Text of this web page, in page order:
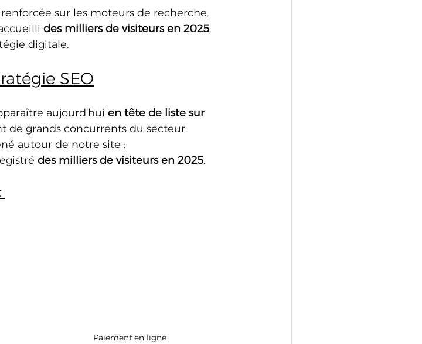
sur les moteurs de recherche.
des milliers de visiteurs en 2025,
digitale.
SEO
aujourd’hui en tête de liste sur
de grands concurrents du secteur.
autour de notre site :
des milliers de visiteurs en 2025.
Paiement en ligne